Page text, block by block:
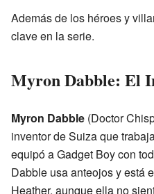
Además de los héroes y
clave en la serie.
Myron Dabble: El
Myron Dabble (Doctor
inventor de Suiza que
equipó a Gadget Boy con
Dabble usa anteojos y está
Heather, aunque ella no